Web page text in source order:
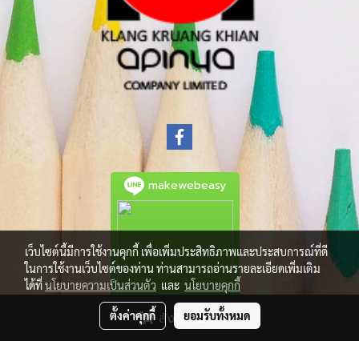
สั่งซื้อสินค้า
makewebeasy
เว็บไซต์นี้มีการใช้งานคุกกี้ เพื่อเพิ่มประสิทธิภาพและประสบการณ์ที่ดี
ในการใช้งานเว็บไซต์ของท่าน ท่านสามารถอ่านรายละเอียดเพิ่มเติม
ได้ที่นโยบายความเป็นส่วนตัว และ นโยบายคุกกี้
ตั้งค่าคุกกี้ ยอมรับทั้งหมด